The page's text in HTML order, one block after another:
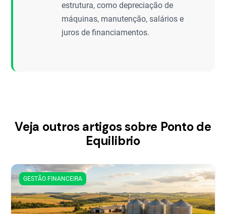
estrutura, como depreciação de
máquinas, manutenção, salários e
juros de financiamentos.
Veja outros artigos sobre Ponto de
Equilibrio
GESTÃO FINANCEIRA